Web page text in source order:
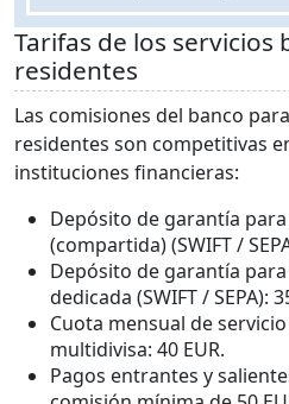
Tarifas de los servicios
residentes
Las comisiones del banco
residentes son competitivas
instituciones financieras:
Depósito de garantía
(compartida) (SWIFT /
Depósito de garantía
dedicada (SWIFT / SEPA):
Cuota mensual de
multidivisa: 40 EUR.
Pagos entrantes y